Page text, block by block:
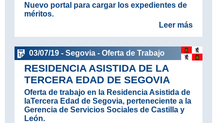
Nuevo portal para cargar los expedientes de
méritos.
Leer más
03/07/19 - Segovia - Oferta de Trabajo
RESIDENCIA ASISTIDA DE LA
TERCERA EDAD DE SEGOVIA
Oferta de trabajo en la Residencia Asistida de
laTercera Edad de Segovia, perteneciente a la
Gerencia de Servicios Sociales de Castilla y
León.